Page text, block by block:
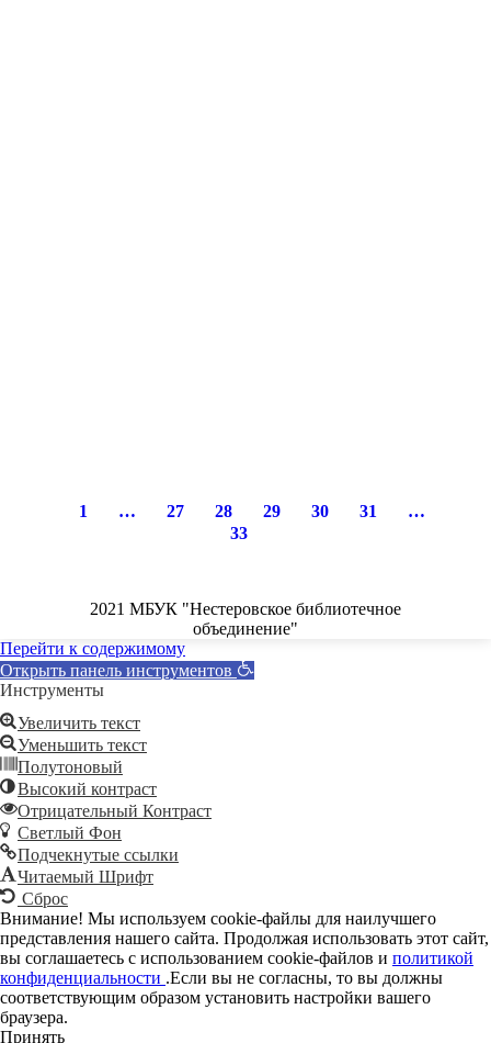
1 … 27 28 29 30 31
…
33
2021 МБУК "Нестеровское библиотечное
объединение"
Перейти к содержимому
Открыть панель инструментов
Инструменты
Увеличить текст
Уменьшить текст
Полутоновый
Высокий контраст
Отрицательный Контраст
Светлый Фон
Подчекнутые ссылки
Читаемый Шрифт
Сброс
Внимание! Мы используем cookie-файлы для наилучшего
представления нашего сайта. Продолжая использовать этот сайт,
вы соглашаетесь с использованием cookie-файлов и политикой
конфиденциальности .Если вы не согласны, то вы должны
соответствующим образом установить настройки вашего
браузера.
Принять